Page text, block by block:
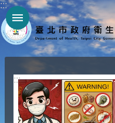
跳到主要內容區塊
:::
:::